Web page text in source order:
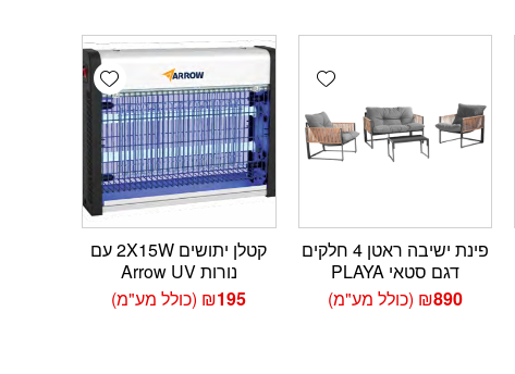
Add
Add wishlist
פינת ישיבה ראטן 4 חלקים
דגם סטאי PLAYA
₪890 (כולל מע"מ)
Add wishlist
קטלן יתושים 2X15W עם
נורות Arrow UV
₪195 (כולל מע"מ)